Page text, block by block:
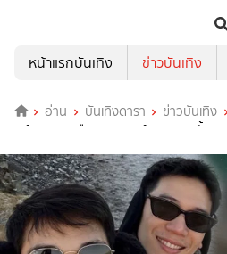
หน้าแรกบันเทิง
ข่าวบันเทิง
อ่าน บันเทิงดารา ข่าวบันเทิง
นน์” ดูแสงเหนือ คอมเมนต์แซวหวานขั้นสุด